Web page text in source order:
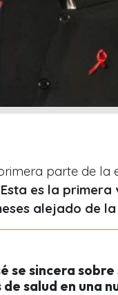
parte de la
Esta es la primera
alejado de
se sincera
salud en una